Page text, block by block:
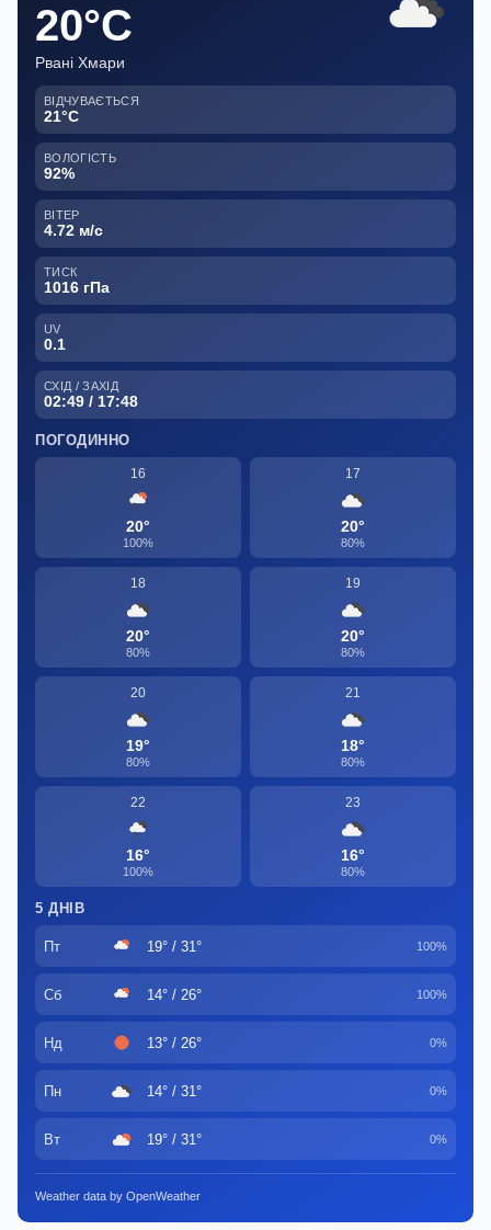
20°C
Рвані Хмари
ВІДЧУВАЄТЬСЯ
21°C
ВОЛОГІСТЬ
92%
ВІТЕР
4.72 м/с
ТИСК
1016 гПа
UV
0.1
СХІД / ЗАХІД
02:49 / 17:48
ПОГОДИННО
16
20°
100%
17
20°
80%
18
20°
80%
19
20°
80%
20
19°
80%
21
18°
80%
22
16°
100%
23
16°
80%
5 ДНІВ
Пт 19° / 31° 100%
Сб 14° / 26° 100%
Нд 13° / 26° 0%
Пн 14° / 31° 0%
Вт 19° / 31° 0%
Weather data by OpenWeather